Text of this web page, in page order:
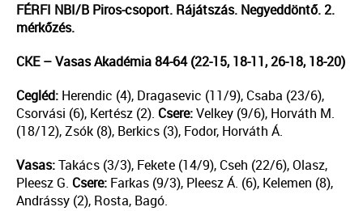
FÉRFI NBI/B Piros-csoport. Rájátszás. Negyeddöntő. 2.
mérkőzés.
CKE – Vasas Akadémia 84-64 (22-15, 18-11, 26-18, 18-20)
Cegléd: Herendic (4), Dragasevic (11/9), Csaba (23/6),
Csorvási (6), Kertész (2). Csere:Velkey (9/6), Horváth M.
(18/12), Zsók (8), Berkics (3), Fodor, Horváth Á.
Vasas:Takács (3/3), Fekete (14/9), Cseh (22/6), Olasz,
Pleesz G. Csere: Farkas (9/3), Pleesz Á. (6), Kelemen (8),
Andrássy (2), Rosta, Bagó.